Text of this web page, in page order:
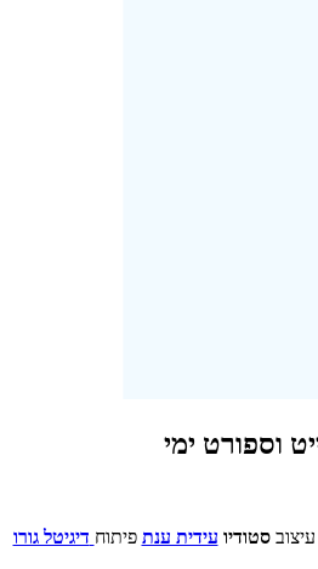
וספורט ימי
סטודיו עידית ענת פיתוח דיגיטל גורו